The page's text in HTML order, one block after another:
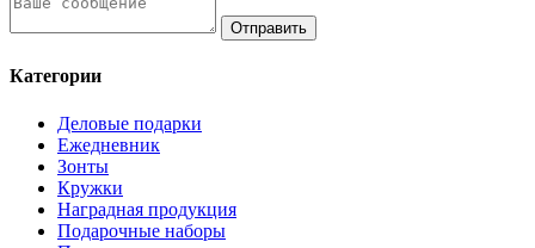
Отправить
Категории
Деловые подарки
Ежедневник
Зонты
Кружки
Наградная продукция
Подарочные наборы